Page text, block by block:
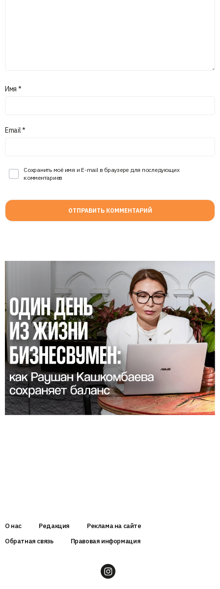
Имя *
Email*
Сохранить моё имя и E-mail в браузере для последующих
комментариев
О нас Редакция
Реклама на сайте
Обратная связь
Правовая информация